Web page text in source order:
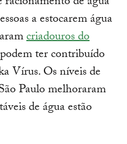
a estocarem água
criadouros do
ter contribuído
Vírus. Os níveis de
Paulo melhoraram
de água estão